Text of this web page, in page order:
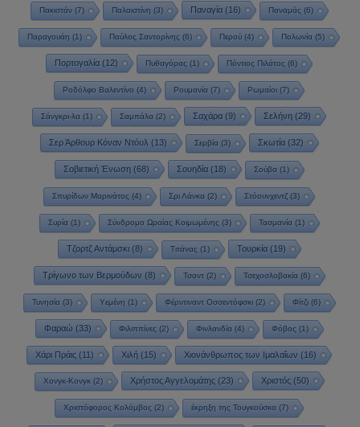
Πακιστάν(7) Παλαιστίνη (3) Παναγία(16) Παναμάς (6)
Παραγουάη (1) Παύλος Σαντορίνης (6) Περού (4) Πολωνία (5)
Πορτογαλία (12) Πυθαγόρας (1) Πόντιος Πιλάτος (6)
Ροδόλφο Βαλεντίνο (4) Ρουμανία (7) Ρωμαίοι (7)
Σάνγκρι-λα (1) Σαμπάλα (2) Σαχάρα (9) Σελήνη (29)
Σερ Άρθουρ Κόναν Ντόυλ (13) Σερβία(3) Σκωτία(32)
Σοβιετική Ένωση(68) Σουηδία(18) Σούβα(1)
Σπυρίδων Μαρινάτος (4) Σρι Λάνκα (2) Στόουνχεντζ (3)
Συρία(1) Σύνδρομο Ωραίας Κοιμωμένης (3) Τασμανία(1)
Τζορτζ Αντάμσκι(8) Τιτάνας (1) Τουρκία(19)
Τρίγωνο των Βερμούδων (8) Τσαντ(2) Τσεχοσλοβακία(6)
Τυνησία(3) Υεμένη (1) Φέρντιναντ Οσσεντόφσκι(2) Φίτζι(6)
Φαραώ (33) Φιλιππίνες (2) Φινλανδία(4) Φόβος (1)
Χάρι Πράις (11) Χιλή (15) Χιονάνθρωπος των Ιμαλαΐων (16)
Χονγκ-Κονγκ(2) Χρήστος Αγγελομάτης(23) Χριστός(50)
Χριστόφορος Κολόμβος (2) έκρηξη της Τουγκούσκα (7)